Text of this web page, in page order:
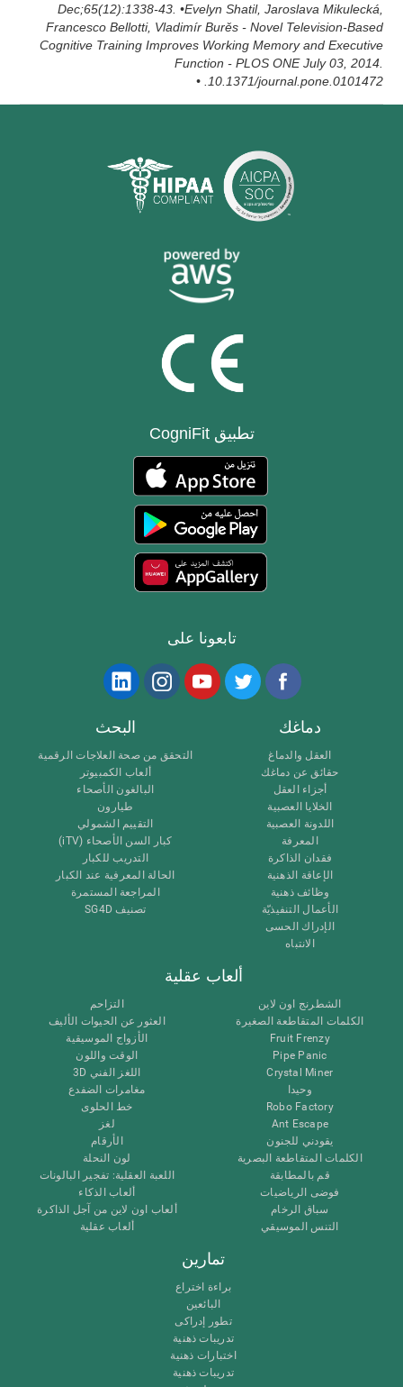
Dec;65(12):1338-43. •Evelyn Shatil, Jaroslava Mikulecká,
Francesco Bellotti, Vladimír Burěs - Novel Television-Based
Cognitive Training Improves Working Memory and Executive
Function - PLOS ONE July 03, 2014.
10.1371/journal.pone.0101472. •
تطبيق CogniFit
تابعونا على
دماغك
العقل والدماغ
حقائق عن دماغك
أجزاء العقل
الخلايا العصبية
اللدونة العصبية
المعرفة
فقدان الذاكرة
الإعاقة الذهنية
وظائف ذهنية
الأعمال التنفيذيّة
الإدراك الحسى
الانتباه
البحث
التحقق من صحة العلاجات الرقمية
ألعاب الكمبيوتر
البالغون الأصحاء
طيارون
التقييم الشمولي
كبار السن الأصحاء (iTV)
التدريب للكبار
الحالة المعرفية عند الكبار
المراجعة المستمرة
تصنيف SG4D
ألعاب عقلية
الشطرنج اون لاين
الكلمات المتقاطعة الصغيرة
Fruit Frenzy
Pipe Panic
Crystal Miner
وحيدا
Robo Factory
Ant Escape
يقودني للجنون
الكلمات المتقاطعة البصرية
قم بالمطابقة
فوضى الرياضيات
سباق الرخام
التنس الموسيقي
التزاحم
العثور عن الحيوات الأليف
الأزواج الموسيقية
الوقت واللون
اللغز الفني 3D
مغامرات الضفدع
خط الحلوى
لغز
الأرقام
لون النحلة
اللعبة العقلية: تفجير البالونات
ألعاب الذكاء
ألعاب اون لاين من آجل الذاكرة
ألعاب عقلية
تمارين
براءة اختراع
البائعين
تطور إدراكى
تدريبات ذهنية
اختبارات ذهنية
تدريبات ذهنية